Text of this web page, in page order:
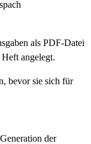
als PDF-Datei
angelegt.
bevor sie sich für
der